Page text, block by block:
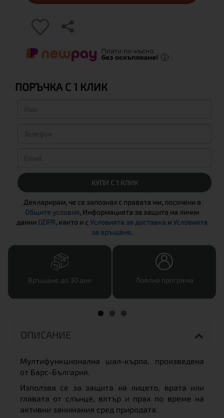
ПОРЪЧКА С 1 КЛИК
КУПИ С 1 КЛИК
Декларирам, че се запознах с правата ми, посочени в
Общите условия, Информацията за защита на лични
данни GDPR, както и сУсловията за доставка иУсловията
за връщане.
Връщане до 30 дни Лоялна програма
ОПИСАНИЕ
Мултифункционална шал-кърпа, произведена
от Барс-България.
Използва се за защита на лицето, врата или
главата от слънце, вятър и прах по време на
активни занимания сред природата.